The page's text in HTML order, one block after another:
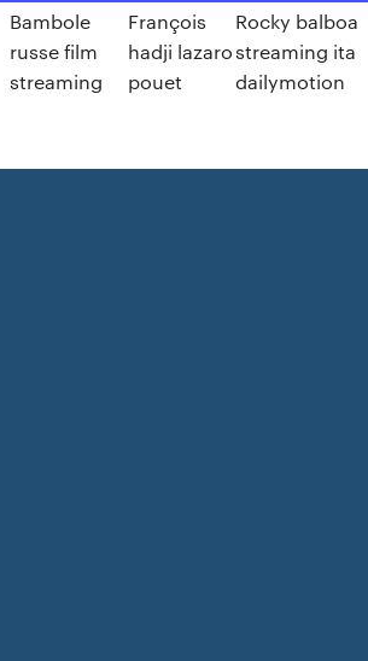
Bambole
russe film
streaming
François
hadji lazaro
pouet
Rocky balboa
streaming ita
dailymotion